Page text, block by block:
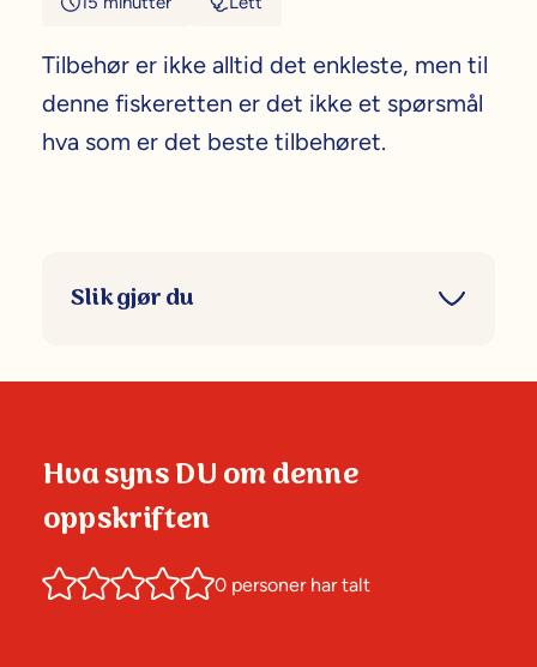
Tilbehør er ikke alltid det enkleste, men til
denne fiskeretten er det ikke et spørsmål
hva som er det beste tilbehøret.
Slik gjør du
Hva syns DU om denne
oppskriften
0 personer har talt